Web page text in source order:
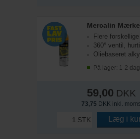
Flere
360° ventil,
Oliebaseret
På lager: 1-2
59,00 DKK
73,75 DKK inkl. moms
STK Læg i